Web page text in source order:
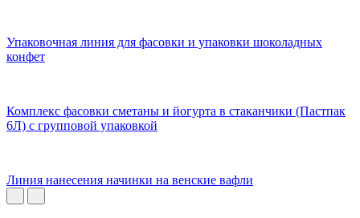
Упаковочная линия для фасовки и упаковки шоколадных
конфет
Комплекс фасовки сметаны и йогурта в стаканчики (Пастпак
6Л) с групповой упаковкой
Линия нанесения начинки на венские вафли